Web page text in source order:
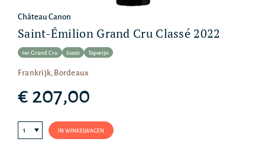
Château Canon
Saint-Émilion Grand Cru Classé 2022
1er Grand Cru Icoon Topwijn
Frankrijk, Bordeaux
€ 207,00
IN WINKELWAGEN